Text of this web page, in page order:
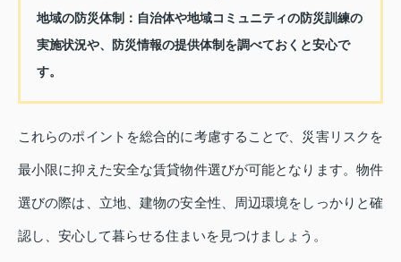
地域の防災体制： 自治体や地域コミュニティの防災訓練の
実施状況や、防災情報の提供体制を調べておくと安心で
す。
これらのポイントを総合的に考慮することで、災害リスクを
最小限に抑えた安全な賃貸物件選びが可能となります。物件
選びの際は、立地、建物の安全性、周辺環境をしっかりと確
認し、安心して暮らせる住まいを見つけましょう。